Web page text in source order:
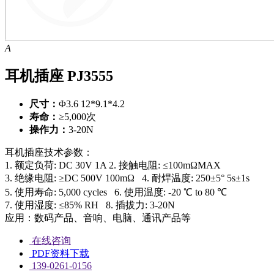
A
耳机插座 PJ3555
尺寸： Φ3.6 12*9.1*4.2
寿命： ≥5,000次
操作力： 3-20N
耳机插座技术参数：
1. 额定负荷: DC 30V 1A 2. 接触电阻: ≤100mΩMAX
3. 绝缘电阻: ≥DC 500V 100mΩ
4. 耐焊温度: 250±5° 5s±1s
5. 使用寿命: 5,000 cycles
6. 使用温度: -20 ℃ to 80 ℃
7. 使用湿度: ≤85% RH
8. 插拔力: 3-20N
应用：数码产品、音响、电脑、通讯产品等
在线咨询
PDF资料下载
139-0261-0156